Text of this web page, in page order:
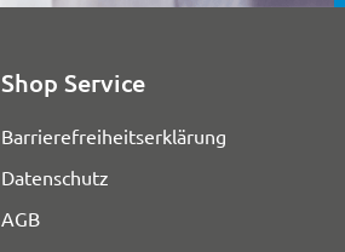
Shop Service
Barrierefreiheitserklärung
Datenschutz
AGB